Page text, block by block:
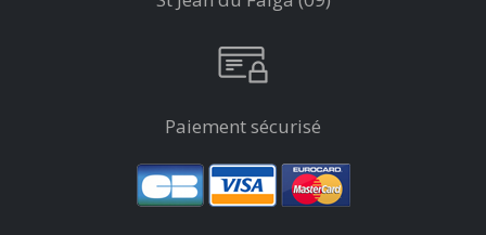
Paiement sécurisé